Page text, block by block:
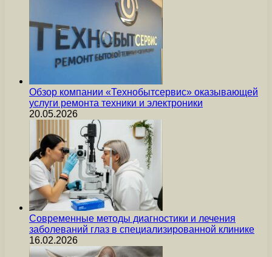
Обзор компании «Технобытсервис» оказывающей
услуги ремонта техники и электроники
20.05.2026
Современные методы диагностики и лечения
заболеваний глаз в специализированной клинике
16.02.2026